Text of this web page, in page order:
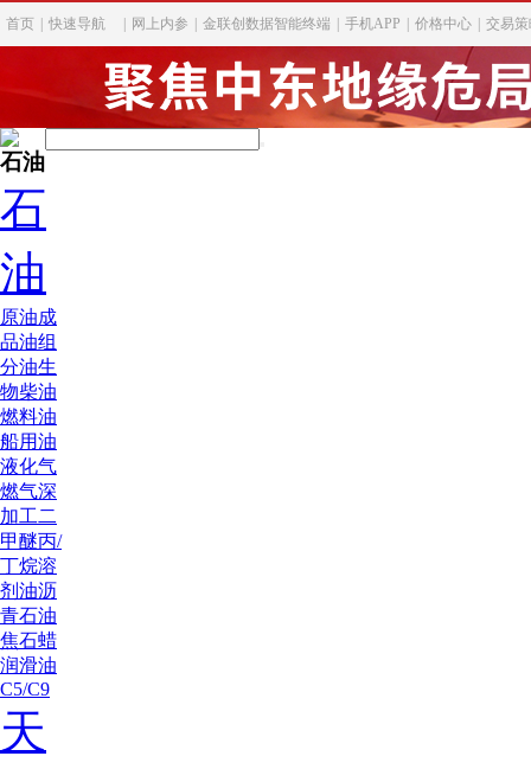
首页 快速导航 网上内参 金联创数据智能终端 手机APP 价格中心 交易
石油
石
油
原油成
品油组
分油生
物柴油
燃料油
船用油
液化气
燃气深
加工二
甲醚丙/
丁烷溶
剂油沥
青石油
焦石蜡
润滑油
C5/C9
天